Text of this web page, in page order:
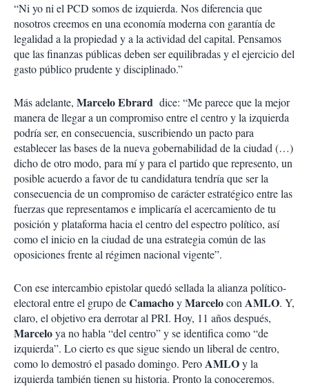
“Ni yo ni el PCD somos de izquierda. Nos diferencia que
nosotros creemos en una economía moderna con garantía de
legalidad a la propiedad y a la actividad del capital. Pensamos
que las finanzas públicas deben ser equilibradas y el ejercicio del
gasto público prudente y disciplinado.”
Más adelante, Marcelo Ebrard dice: “Me parece que la mejor
manera de llegar a un compromiso entre el centro y la izquierda
podría ser, en consecuencia, suscribiendo un pacto para
establecer las bases de la nueva gobernabilidad de la ciudad (…)
dicho de otro modo, para mí y para el partido que represento, un
posible acuerdo a favor de tu candidatura tendría que ser la
consecuencia de un compromiso de carácter estratégico entre las
fuerzas que representamos e implicaría el acercamiento de tu
posición y plataforma hacia el centro del espectro político, así
como el inicio en la ciudad de una estrategia común de las
oposiciones frente al régimen nacional vigente”.
Con ese intercambio epistolar quedó sellada la alianza político-
electoral entre el grupo deCamachoyMarcelocon AMLO. Y,
claro, el objetivo era derrotar al PRI. Hoy, 11 años después,
Marceloya no habla “del centro” y se identifica como “de
izquierda”. Lo cierto es que sigue siendo un liberal de centro,
como lo demostró el pasado domingo. PeroAMLOy la
izquierda también tienen su historia. Pronto la conoceremos.